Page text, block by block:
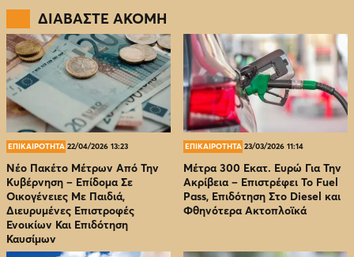
ΔΙΑΒΑΣΤΕ ΑΚΟΜΗ
ΕΠΙΚΑΙΡΟΤΗΤΑ 22/04/2026 13:23
Νέο Πακέτο Μέτρων Από Την
Κυβέρνηση – Επίδομα Σε
Οικογένειες Με Παιδιά,
Διευρυμένες Επιστροφές
Ενοικίων Και Επιδότηση
Καυσίμων
ΕΠΙΚΑΙΡΟΤΗΤΑ 23/03/2026 11:14
Μέτρα 300 Εκατ. Ευρώ Για Την
Ακρίβεια – Επιστρέφει Το Fuel
Pass, Επιδότηση Στο Diesel και
Φθηνότερα Ακτοπλοϊκά